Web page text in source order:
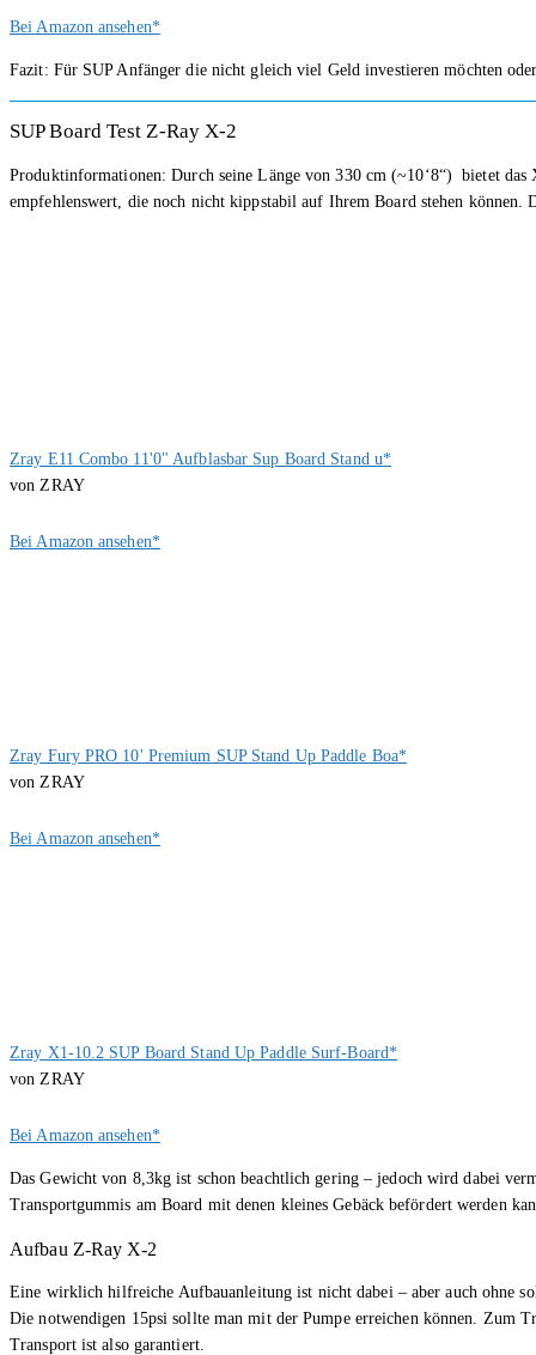
Bei Amazon ansehen*
Fazit: Für SUP Anfänger die nicht gleich viel Geld investieren möchten
SUP Board Test Z-Ray X-2
Produktinformationen: Durch seine Länge von 330 cm (~10‘8“) bietet
empfehlenswert, die noch nicht kippstabil auf Ihrem Board stehen können.
Zray E11 Combo 11'0" Aufblasbar Sup Board Stand u*
von ZRAY
Bei Amazon ansehen*
Zray Fury PRO 10' Premium SUP Stand Up Paddle Boa*
von ZRAY
Bei Amazon ansehen*
Zray X1-10.2 SUP Board Stand Up Paddle Surf-Board*
von ZRAY
Bei Amazon ansehen*
Das Gewicht von 8,3kg ist schon beachtlich gering – jedoch wird dabei
Transportgummis am Board mit denen kleines Gebäck befördert werden
Aufbau Z-Ray X-2
Eine wirklich hilfreiche Aufbauanleitung ist nicht dabei – aber auch ohne
Die notwendigen 15psi sollte man mit der Pumpe erreichen können. Zum
Transport ist also garantiert.